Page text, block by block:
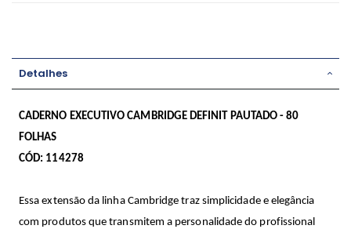
Detalhes
CADERNO EXECUTIVO CAMBRIDGE DEFINIT PAUTADO - 80
FOLHAS
CÓD: 114278
Essa extensão da linha Cambridge traz simplicidade e elegância
com produtos que transmitem a personalidade do profissional